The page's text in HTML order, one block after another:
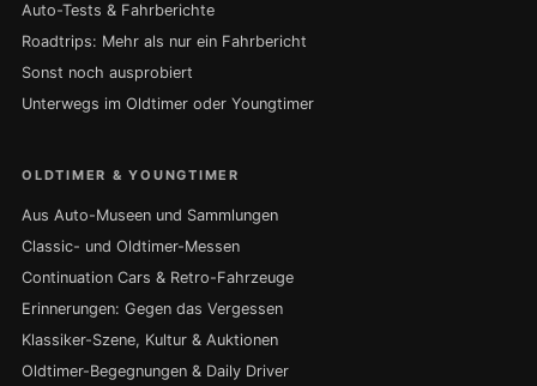
Auto-Tests & Fahrberichte
Roadtrips: Mehr als nur ein Fahrbericht
Sonst noch ausprobiert
Unterwegs im Oldtimer oder Youngtimer
OLDTIMER & YOUNGTIMER
Aus Auto-Museen und Sammlungen
Classic- und Oldtimer-Messen
Continuation Cars & Retro-Fahrzeuge
Erinnerungen: Gegen das Vergessen
Klassiker-Szene, Kultur & Auktionen
Oldtimer-Begegnungen & Daily Driver